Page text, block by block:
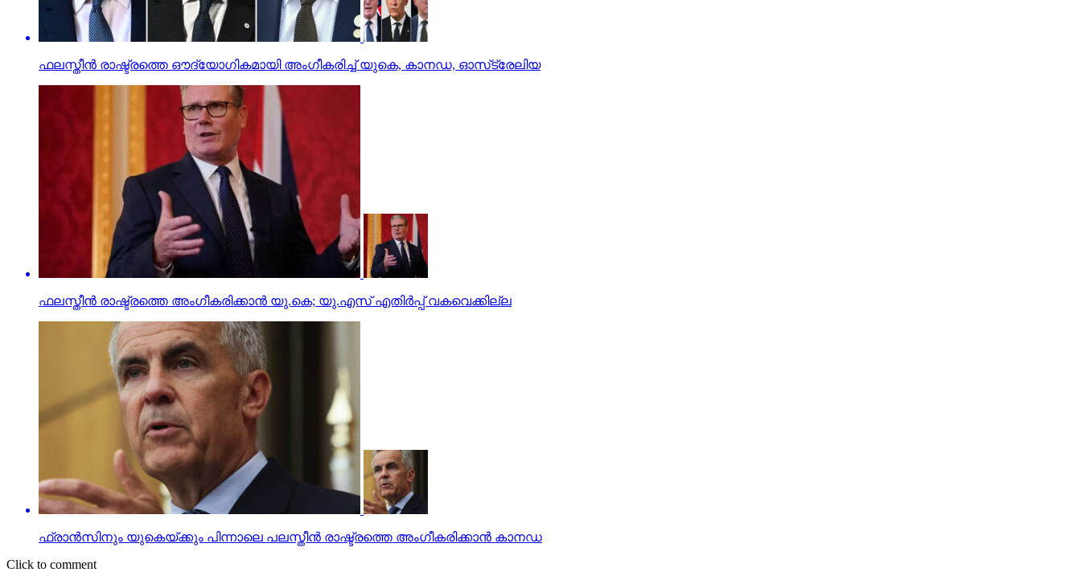
ഫലസ്തീന്‍ രാഷ്ട്രത്തെ ഔദ്യോഗികമായി അംഗീകരിച്ച് യുകെ, കാനഡ, ഓസ്‌ട്രേലിയ
ഫലസ്തീന്‍ രാഷ്ട്രത്തെ അംഗീകരിക്കാന്‍ യു.കെ; യു.എസ് എതിര്‍പ്പ് വകവെക്കില്ല
ഫ്രാന്‍സിനും യുകെയ്ക്കും പിന്നാലെ പലസ്തീന്‍ രാഷ്ട്രത്തെ അംഗീകരിക്കാന്‍ കാനഡ
Click to comment